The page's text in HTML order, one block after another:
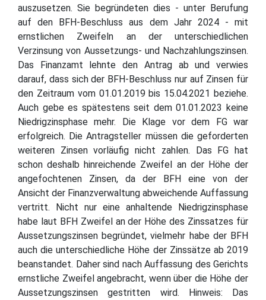
auszusetzen. Sie begründeten dies - unter Berufung
auf den BFH-Beschluss aus dem Jahr 2024 - mit
ernstlichen Zweifeln an der unterschiedlichen
Verzinsung von Aussetzungs- und Nachzahlungszinsen.
Das Finanzamt lehnte den Antrag ab und verwies
darauf, dass sich der BFH-Beschluss nur auf Zinsen für
den Zeitraum vom 01.01.2019 bis 15.04.2021 beziehe.
Auch gebe es spätestens seit dem 01.01.2023 keine
Niedrigzinsphase mehr. Die Klage vor dem FG war
erfolgreich. Die Antragsteller müssen die geforderten
weiteren Zinsen vorläufig nicht zahlen. Das FG hat
schon deshalb hinreichende Zweifel an der Höhe der
angefochtenen Zinsen, da der BFH eine von der
Ansicht der Finanzverwaltung abweichende Auffassung
vertritt. Nicht nur eine anhaltende Niedrigzinsphase
habe laut BFH Zweifel an der Höhe des Zinssatzes für
Aussetzungszinsen begründet, vielmehr habe der BFH
auch die unterschiedliche Höhe der Zinssätze ab 2019
beanstandet. Daher sind nach Auffassung des Gerichts
ernstliche Zweifel angebracht, wenn über die Höhe der
Aussetzungszinsen gestritten wird. Hinweis: Das